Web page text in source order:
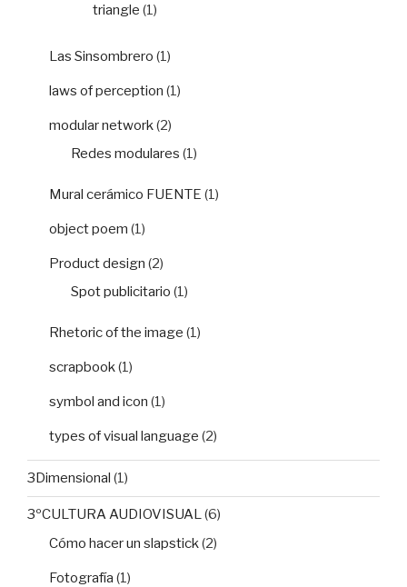
triangle (1)
Las Sinsombrero (1)
laws of perception (1)
modular network (2)
Redes modulares (1)
Mural cerámico FUENTE (1)
object poem (1)
Product design (2)
Spot publicitario (1)
Rhetoric of the image (1)
scrapbook (1)
symbol and icon (1)
types of visual language (2)
3Dimensional (1)
3ºCULTURA AUDIOVISUAL(6)
Cómo hacer un slapstick (2)
Fotografía (1)